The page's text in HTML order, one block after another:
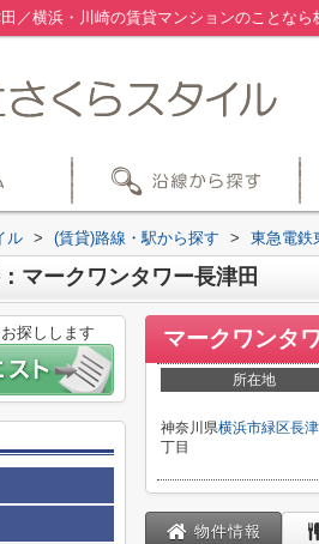
／横浜・川崎の賃貸マンションのことな
ル > (賃貸)路線・駅から探す > 東急電鉄
マークワンタワー長津田
マークワンタ
所在地
神奈川県横浜市緑区長
丁目
物件情報
探しします